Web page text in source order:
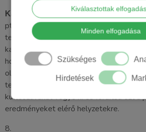
Kiválasztottak
Minden elfogadása
Szükséges
Hirdetések
Kapcsolja le a pénznyelőket!
ptimalizáljon és zárja ki mindazt azt az
teljesít jól. Egy idő múlva látni fogja,
kampányok, vagy hirdetéscsoportok,
hoznak annyi leadet vagy ügyfelet, mint
olyan látogatókat, akiket Ön szeretne. A
teljesítő földrajzi beállításokat,
kulcsszavakat vegye ki és fordítsa ezt a
eredményeket elérő helyzetekre.
8.